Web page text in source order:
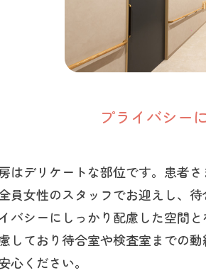
プライバシー
はデリケートな部位です。患者
員女性のスタッフでお迎えし、
バシーにしっかり配慮した空間
しており待合室や検査室までの
心ください。